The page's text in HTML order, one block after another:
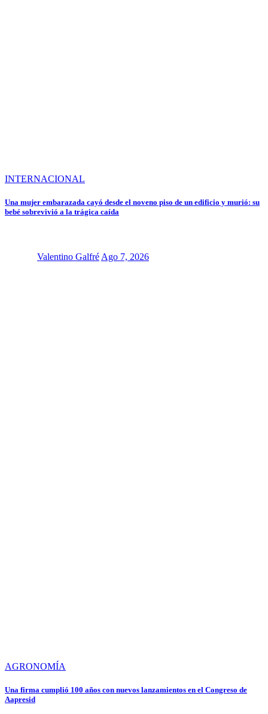
INTERNACIONAL
Una mujer embarazada cayó desde el noveno piso de un edificio y murió: su
bebé sobrevivió a la trágica caída
Valentino Galfré Ago 7, 2026
AGRONOMÍA
Una firma cumplió 100 años con nuevos lanzamientos en el Congreso de
Aapresid